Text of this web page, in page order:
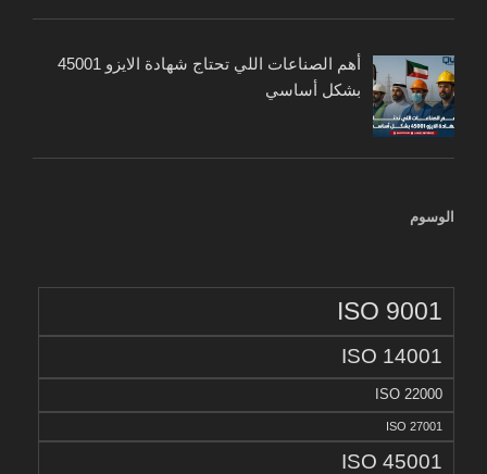
أهم الصناعات اللي تحتاج شهادة الايزو 45001
بشكل أساسي
الوسوم
ISO 9001
ISO 14001
ISO 22000
ISO 27001
ISO 45001